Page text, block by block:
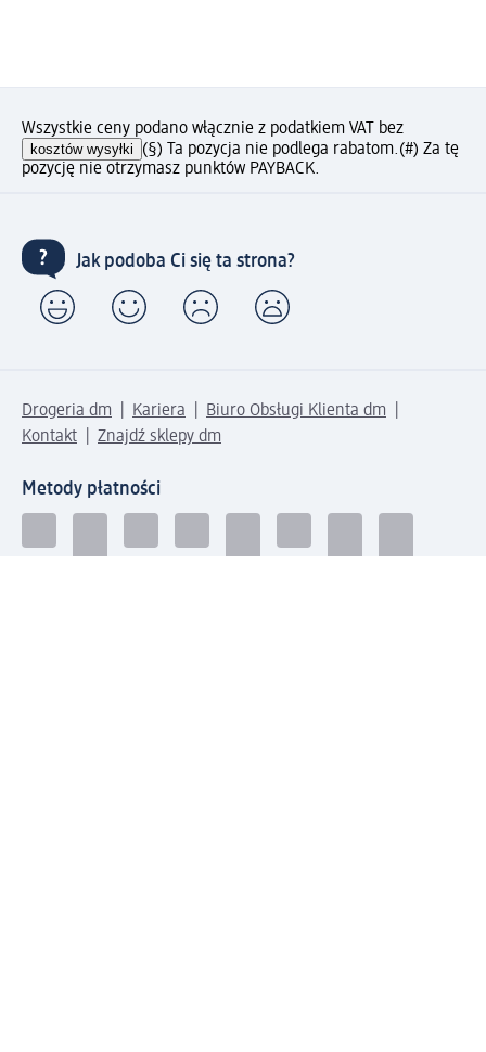
Wszystkie ceny podano włącznie z podatkiem VAT bez
kosztów wysyłki (§) Ta pozycja nie podlega rabatom.(#) Za tę
pozycję nie otrzymasz punktów PAYBACK.
Jak podoba Ci się ta strona?
Drogeria dm Kariera
Biuro Obsługi Klienta dm
Kontakt
Znajdź sklepy dm
Metody płatności